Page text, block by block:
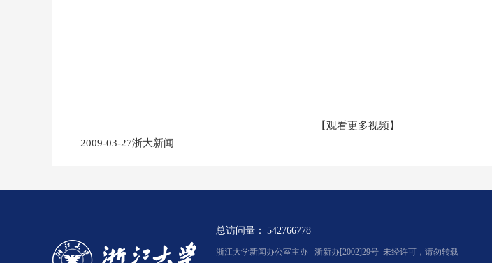
【观看更多视频】
2009-03-27浙大新闻
总访问量： 542766778
浙江大学新闻办公室主办 浙新办[2002]29号 未经许可，请勿转载